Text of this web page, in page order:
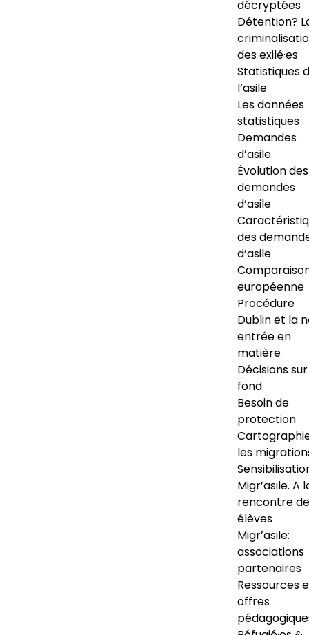
décryptées
Détention?
des exilé·es
Statistiques
l’asile
Les données
statistiques
Demandes
d’asile
Évolution des
demandes
d’asile
des
d’asile
européenne
Procédure
Dublin et la
entrée en
matière
Décisions
fond
Besoin de
protection
les
Migr’asile. A
rencontre
élèves
Migr’asile:
associations
partenaires
Ressources
offres